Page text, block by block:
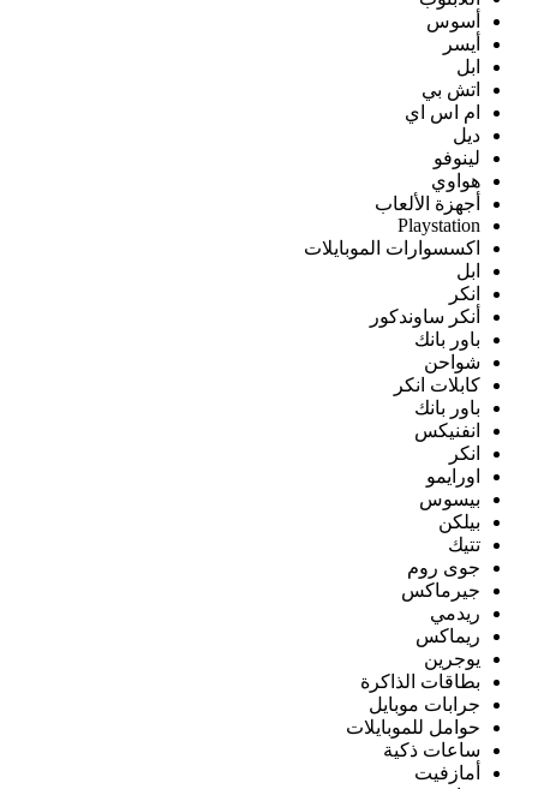
أسوس
أيسر
ابل
اتش بي
ام اس اي
ديل
لينوفو
هواوي
أجهزة الألعاب
Playstation
اكسسوارات الموبايلات
ابل
انكر
أنكر ساوندكور
باور بانك
شواحن
كابلات انكر
باور بانك
انفنيكس
انكر
اورايمو
بيسوس
بيلكن
تتيك
جوى روم
جيرماكس
ريدمي
ريماكس
يوجرين
بطاقات الذاكرة
جرابات موبايل
حوامل للموبايلات
ساعات ذكية
أمازفيت